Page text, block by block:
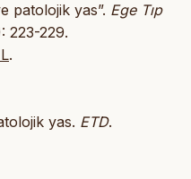
patolojik yas”. Ege Tıp
223-229.
.
yas. ETD.